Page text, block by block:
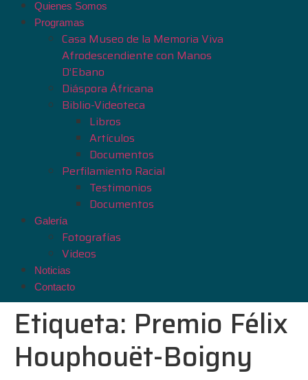
Quienes Somos
Programas
Casa Museo de la Memoria Viva
Afrodescendiente con Manos
D’Ebano
Diáspora Áfricana
Biblio-Videoteca
Libros
Artículos
Documentos
Perfilamiento Racial
Testimonios
Documentos
Galería
Fotografías
Videos
Noticias
Contacto
Etiqueta: Premio Félix
Houphouët-Boigny